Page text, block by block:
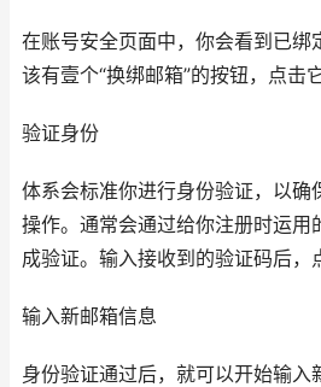
在账号安全页面中，你会看到已绑
该有壹个“换绑邮箱”的按钮，点击它
验证身份
体系会标准你进行身份验证，以确
操作。通常会通过给你注册时运用
成验证。输入接收到的验证码后，
输入新邮箱信息
身份验证通过后，就可以开始输入